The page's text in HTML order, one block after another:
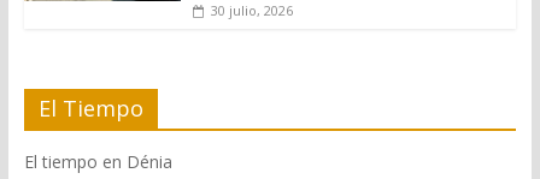
30 julio, 2026
El Tiempo
El tiempo en Dénia